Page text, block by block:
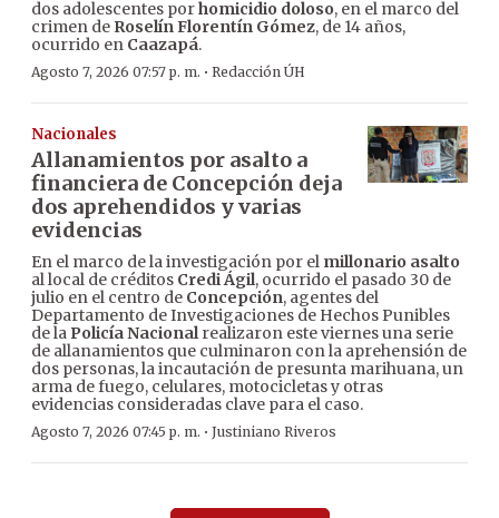
dos adolescentes porhomicidio doloso, en el marco del
crimen de Roselín Florentín Gómez, de 14 años,
ocurrido en Caazapá.
Agosto 7, 2026 07:57 p. m. · Redacción ÚH
Nacionales
Allanamientos por asalto a
financiera de Concepción deja
dos aprehendidos y varias
evidencias
En el marco de la investigación por el millonario asalto
al local de créditos Credi Ágil, ocurrido el pasado 30 de
julio en el centro de Concepción, agentes del
Departamento de Investigaciones de Hechos Punibles
de la Policía Nacionalrealizaron este viernes una serie
de allanamientos que culminaron con la aprehensión de
dos personas, la incautación de presunta marihuana, un
arma de fuego, celulares, motocicletas y otras
evidencias consideradas clave para el caso.
Agosto 7, 2026 07:45 p. m. · Justiniano Riveros